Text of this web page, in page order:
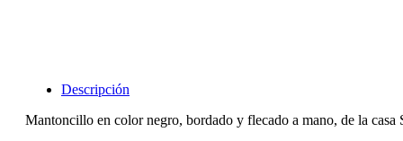
Descripción
Mantoncillo en color negro, bordado y flecado a mano, de la casa